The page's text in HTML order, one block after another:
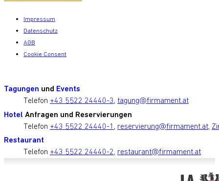
Impressum
Datenschutz
AGB
Cookie Consent
Tagungen und Events
Telefon +43 5522 24440-3, tagung@firmament.at
Hotel Anfragen und Reservierungen
Telefon +43 5522 24440-1 , reservierung@firmament.at,
Restaurant
Telefon +43 5522 24440-2, restaurant@firmament.at